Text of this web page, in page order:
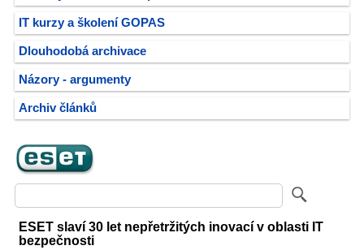
IT kurzy a školení GOPAS
Dlouhodobá archivace
Názory - argumenty
Archiv článků
ESET slaví 30 let nepřetržitých inovací v oblasti IT
bezpečnosti